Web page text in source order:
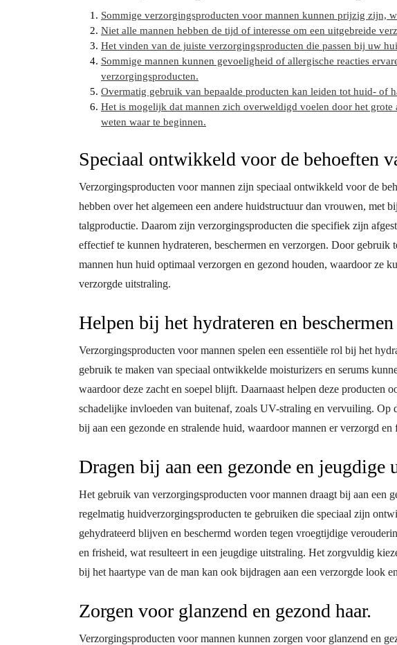
Sommige verzorgingsproducten voor mannen kunnen prijzig zijn,
Niet alle mannen hebben de tijd of interesse om een uitgebreide
Het vinden van de juiste verzorgingsproducten die passen bij uw
Sommige mannen kunnen gevoeligheid of allergische reacties
verzorgingsproducten.
Overmatig gebruik van bepaalde producten kan leiden tot huid- of
Het is mogelijk dat mannen zich overweldigd voelen door het grote
weten waar te beginnen.
Speciaal ontwikkeld voor de behoeften
Verzorgingsproducten voor mannen zijn speciaal ontwikkeld voor de
hebben over het algemeen een andere huidstructuur dan vrouwen, met
talgproductie. Daarom zijn verzorgingsproducten die specifiek zijn
effectief te kunnen hydrateren, beschermen en verzorgen. Door gebruik
mannen hun huid optimaal verzorgen en gezond houden, waardoor ze
verzorgde uitstraling.
Helpen bij het hydrateren en
Verzorgingsproducten voor mannen spelen een essentiële rol bij het
gebruik te maken van speciaal ontwikkelde moisturizers en serums
waardoor deze zacht en soepel blijft. Daarnaast helpen deze producten
schadelijke invloeden van buitenaf, zoals UV-straling en vervuiling. Op
bij aan een gezonde en stralende huid, waardoor mannen er verzorgd en
Dragen bij aan een gezonde en jeugdige
Het gebruik van verzorgingsproducten voor mannen draagt bij aan een
regelmatig huidverzorgingsproducten te gebruiken die speciaal zijn
gehydrateerd blijven en beschermd worden tegen vroegtijdige
en frisheid, wat resulteert in een jeugdige uitstraling. Het zorgvuldig
bij het haartype van de man kan ook bijdragen aan een verzorgde look
Zorgen voor glanzend en gezond haar.
Verzorgingsproducten voor mannen kunnen zorgen voor glanzend en